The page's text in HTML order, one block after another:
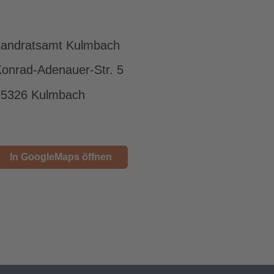
Kulmbach
Adenauer-Str. 5
Kulmbach
In GoogleMaps öffnen